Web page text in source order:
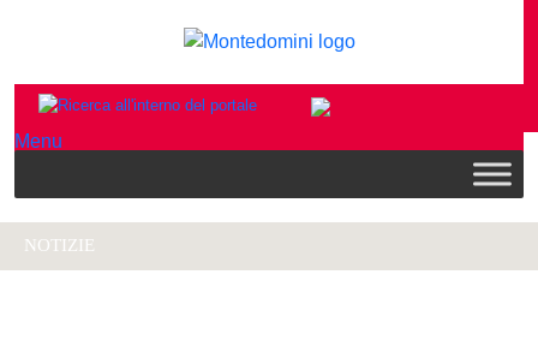
Menu
NOTIZIE